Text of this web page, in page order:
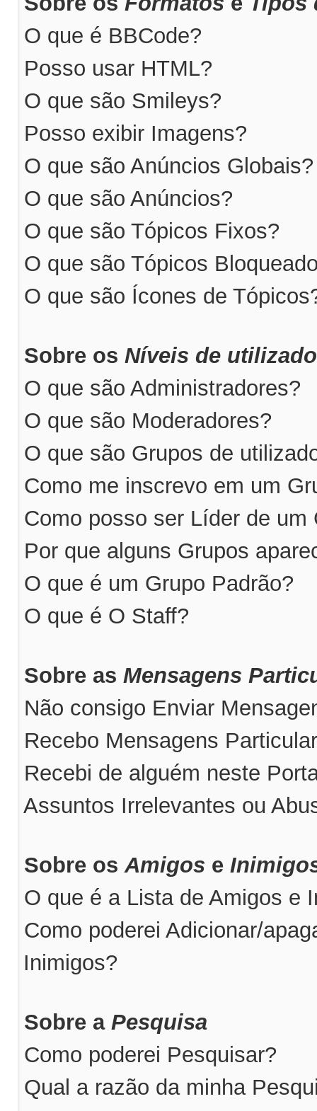
O que é BBCode?
Posso usar HTML?
O que são Smileys?
Posso exibir Imagens?
O que são Anúncios Globais?
O que são Anúncios?
O que são Tópicos Fixos?
O que são Tópicos
O que são Ícones de
Sobre os Níveis de
O que são Administradores?
O que são Moderadores?
O que são Grupos de
Como me inscrevo em um
Como posso ser Líder de um
Por que alguns Grupos
O que é um Grupo Padrão?
O que é O Staff?
Sobre as Mensagens
Não consigo Enviar
Recebo Mensagens
Recebi de alguém neste
Assuntos Irrelevantes ou
Sobre osAmigos e
O que é a Lista de Amigos e
Como poderei Adicionar/
Inimigos?
Sobre a Pesquisa
Como poderei Pesquisar?
Qual a razão da minha